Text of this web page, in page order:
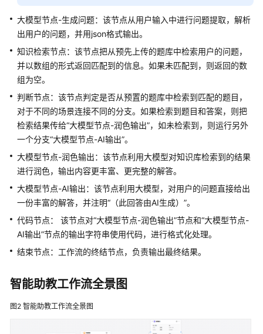
文
识
库
建
辅
批
改
作
业
工
流
搭
建
助
教
大模型节点-生成问题：该节点从用户输入中进行问题提取，解析
出用户的问题，并用json格式输出。
知识检索节点：该节点把从预先上传的题库中检索用户的问题，
并以数组的形式返回匹配到的信息。如果未匹配到，则返回的数
组为空。
判断节点：该节点判定是否从预置的题库中检索到匹配的题目，
对于不同的场景连接不同的分支。如果检索到题目和答案，则把
检索结果传给“大模型节点-润色输出”，如未检索到，则运行另外
一个分支“大模型节点-AI输出”。
大模型节点-润色输出：该节点利用大模型对知识库检索到的结果
进行润色，输出内容更丰富、更完整的解答。
大模型节点-AI输出：该节点利用大模型，对用户的问题直接给出
一份丰富的解答，并注明“（此回答由AI生成）”。
代码节点： 该节点对“大模型节点-润色输出”节点和“大模型节点-
AI输出”节点的输出字符串使用代码，进行格式化处理。
结束节点：工作流的终结节点，负责输出最终结果。
智能助教工作流全景图
图2 智能助教工作流全景图